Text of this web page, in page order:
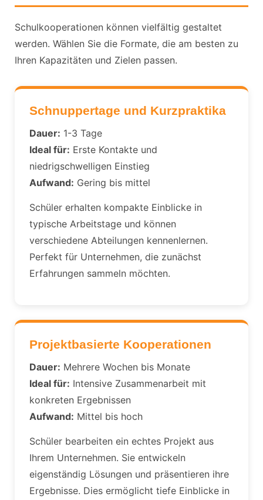
Schulkooperationen können vielfältig gestaltet
werden. Wählen Sie die Formate, die am besten zu
Ihren Kapazitäten und Zielen passen.
Schnuppertage und Kurzpraktika
Dauer: 1-3 Tage
Ideal für: Erste Kontakte und
niedrigschwelligen Einstieg
Aufwand: Gering bis mittel
Schüler erhalten kompakte Einblicke in
typische Arbeitstage und können
verschiedene Abteilungen kennenlernen.
Perfekt für Unternehmen, die zunächst
Erfahrungen sammeln möchten.
Projektbasierte Kooperationen
Dauer: Mehrere Wochen bis Monate
Ideal für: Intensive Zusammenarbeit mit
konkreten Ergebnissen
Aufwand: Mittel bis hoch
Schüler bearbeiten ein echtes Projekt aus
Ihrem Unternehmen. Sie entwickeln
eigenständig Lösungen und präsentieren ihre
Ergebnisse. Dies ermöglicht tiefe Einblicke in